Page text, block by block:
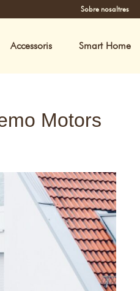
Sobre nosaltres
Accessoris Smart Home
Motors